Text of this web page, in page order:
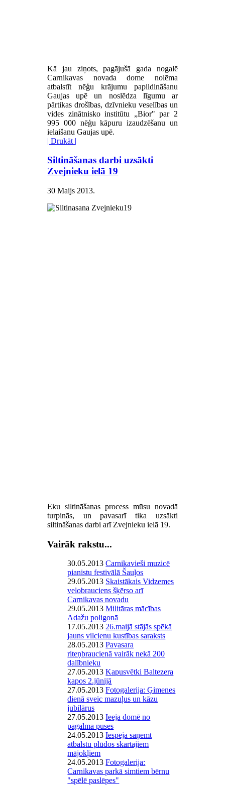
Kā jau ziņots, pagājušā gada nogalē
Carnikavas novada dome nolēma
atbalstīt nēģu krājumu papildināšanu
Gaujas upē un noslēdza līgumu ar
pārtikas drošības, dzīvnieku veselības un
vides zinātnisko institūtu „Bior" par 2
995 000 nēģu kāpuru izaudzēšanu un
ielaišanu Gaujas upē.
| Drukāt |
Siltināšanas darbi uzsākti
Zvejnieku ielā 19
30 Maijs 2013.
Ēku siltināšanas process mūsu novadā
turpinās, un pavasarī tika uzsākti
siltināšanas darbi arī Zvejnieku ielā 19.
Vairāk rakstu...
30.05.2013Carnikavieši muzicē
pianistu festivālā Šauļos
29.05.2013 Skaistākais Vidzemes
velobrauciens šķērso arī
Carnikavas novadu
29.05.2013Militāras mācības
Ādažu poligonā
17.05.2013 26.maijā stājās spēkā
jauns vilcienu kustības saraksts
28.05.2013Pavasara
riteņbraucienā vairāk nekā 200
dalībnieku
27.05.2013Kapusvētki Baltezera
kapos 2.jūnijā
27.05.2013Fotogalerija: Ģimenes
dienā sveic mazuļus un kāzu
jubilārus
27.05.2013Ieeja domē no
pagalma puses
24.05.2013Iespēja saņemt
atbalstu plūdos skartajiem
mājokļiem
24.05.2013Fotogalerija:
Carnikavas parkā simtiem bērnu
"spēlē paslēpes"